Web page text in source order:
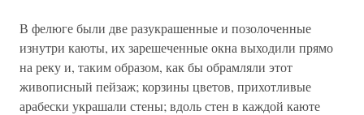
В фелюге были две разукрашенные и позолоченные
изнутри каюты, их зарешеченные окна выходили прямо
на реку и, таким образом, как бы обрамляли этот
живописный пейзаж; корзины цветов, прихотливые
арабески украшали стены; вдоль стен в каждой каюте